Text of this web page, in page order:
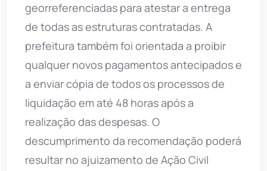
georreferenciadas para atestar a entrega
de todas as estruturas contratadas. A
prefeitura também foi orientada a proibir
qualquer novos pagamentos antecipados e
a enviar cópia de todos os processos de
liquidação em até 48 horas após a
realização das despesas. O
descumprimento da recomendação poderá
resultar no ajuizamento de Ação Civil